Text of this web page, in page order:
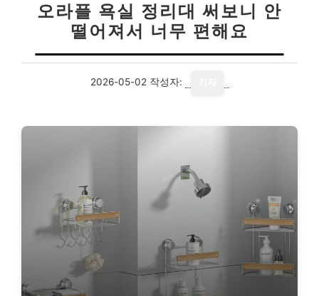
오라플 욕실 정리대 써보니 안
떨어져서 너무 편해요
2026-05-02 작성자: